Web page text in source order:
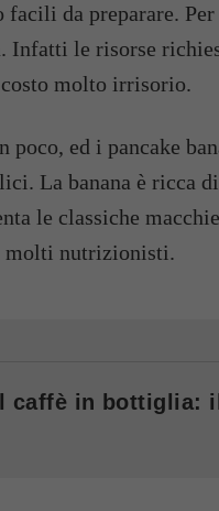
da preparare.
le risorse
costo molto irrisorio.
poco, ed i pancake
La banana è ricca
le classiche
molti nutrizionisti.
caffè in bottiglia: